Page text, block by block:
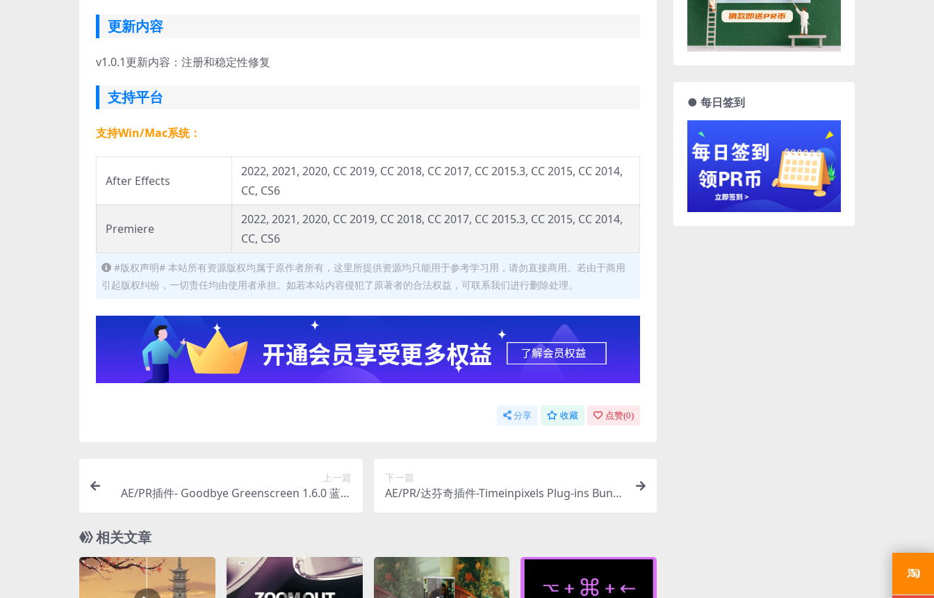
更新内容
v1.0.1更新内容：注册和稳定性修复
支持平台
支持Win/Mac系统：
After Effects
2022, 2021, 2020, CC 2019, CC 2018, CC 2017, CC 2015.3, CC 2015, CC 2014,
CC, CS6
Premiere
2022, 2021, 2020, CC 2019, CC 2018, CC 2017, CC 2015.3, CC 2015, CC 2014,
CC, CS6
#版权声明# 本站所有资源版权均属于原作者所有，这里所提供资源均只能用于参考学习用，请勿直接商用。若由于商用
引起版权纠纷，一切责任均由使用者承担。如若本站内容侵犯了原著者的合法权益，可联系我们进行删除处理。
分享 收藏 点赞(0)
上一篇
AE/PR插件- Goodbye Greenscreen 1.6.0 蓝绿
下一篇
AE/PR/达芬奇插件-Timeinpixels Plug-ins Bundl
相关文章
● 每日签到